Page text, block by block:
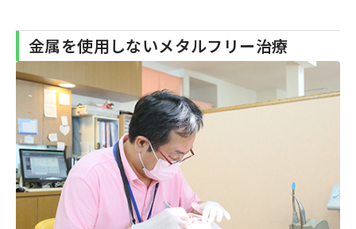
金属を使用しないメタルフリー治療